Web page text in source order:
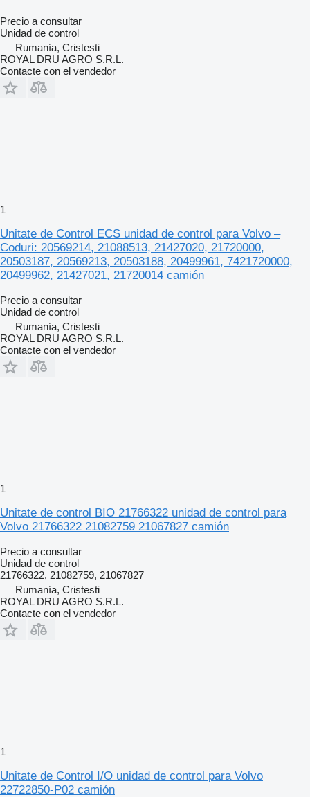
Precio a consultar
Unidad de control
Rumanía, Cristesti
ROYAL DRU AGRO S.R.L.
Contacte con el vendedor
1
Unitate de Control ECS unidad de control para Volvo –
Coduri: 20569214, 21088513, 21427020, 21720000,
20503187, 20569213, 20503188, 20499961, 7421720000,
20499962, 21427021, 21720014 camión
Precio a consultar
Unidad de control
Rumanía, Cristesti
ROYAL DRU AGRO S.R.L.
Contacte con el vendedor
1
Unitate de control BIO 21766322 unidad de control para
Volvo 21766322 21082759 21067827 camión
Precio a consultar
Unidad de control
21766322, 21082759, 21067827
Rumanía, Cristesti
ROYAL DRU AGRO S.R.L.
Contacte con el vendedor
1
Unitate de Control I/O unidad de control para Volvo
22722850-P02 camión